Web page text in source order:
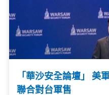
「華沙安全論壇」 美
聯合對台軍售